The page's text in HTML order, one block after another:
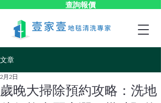
查詢報價
文章
歲晚大掃除預約攻略：洗地
2月2日